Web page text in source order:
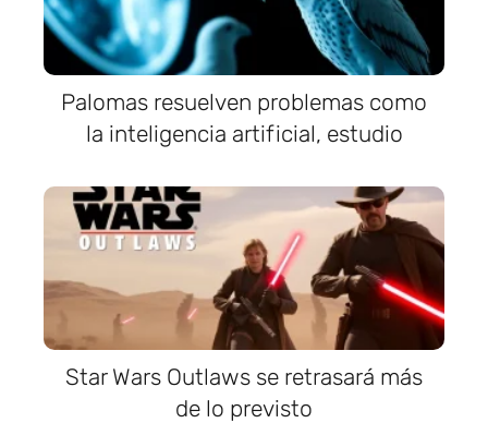
Palomas resuelven problemas como
la inteligencia artificial, estudio
Star Wars Outlaws se retrasará más
de lo previsto